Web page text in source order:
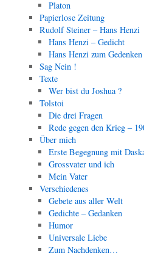
Platon
Papierlose Zeitung
Rudolf Steiner – Hans Henzi
Hans Henzi – Gedicht
Hans Henzi zum Gedenken
Sag Nein !
Texte
Wer bist du Joshua ?
Tolstoi
Die drei Fragen
Rede gegen den Krieg –
Über mich
Erste Begegnung mit
Grossvater und ich
Mein Vater
Verschiedenes
Gebete aus aller Welt
Gedichte – Gedanken
Humor
Universale Liebe
Zum Nachdenken…